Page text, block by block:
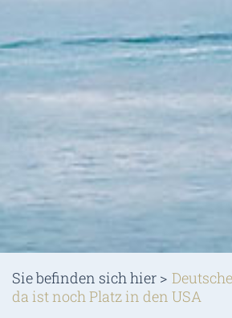
Sie befinden sich hier >
da ist noch Platz in den USA